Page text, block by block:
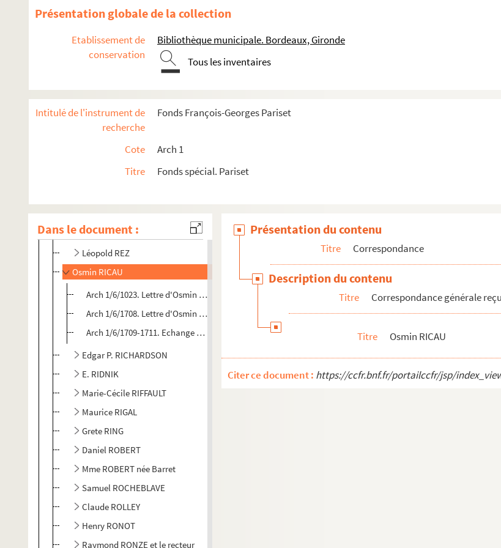
Présentation globale de la collection
Etablissement de
conservation
Bibliothèque municipale. Bordeaux, Gironde
Tous les inventaires
Intitulé de l'instrument de
recherche
Fonds François-Georges Pariset
Cote
Arch 1
Titre
Fonds spécial. Pariset
Dans le document :
Pierre QUARRE
Licia e Carlo Ludovica RAGGHIANTI
Jean RATEAU-Landeville
Louis REAU
Société REGARD, Bordeaux, Jacques Mérillau
Yves RENOUARD
REUNION des musées nationaux
H. REY
Léopold REZ
Osmin RICAU
Arch 1/6/1023. Lettre d'Osmin Ricau à F.-G. Pariset
Arch 1/6/1708. Lettre d'Osmin Ricau
Arch 1/6/1709-1711. Echange de lettres entre Osmin Ricau et Gilberte Martin-Méry
Edgar P. RICHARDSON
E. RIDNIK
Marie-Cécile RIFFAULT
Maurice RIGAL
Grete RING
Daniel ROBERT
Mme ROBERT née Barret
Samuel ROCHEBLAVE
Claude ROLLEY
Henry RONOT
Raymond RONZE et le recteur
Présentation du contenu
Titre Correspondance
Description du contenu
Titre Correspondance générale
Titre Osmin RICAU
Citer ce document : https://ccfr.bnf.fr/portailccfr/jsp/